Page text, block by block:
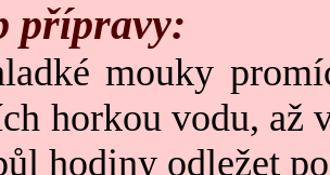
přípravy:
mouky
horkou vodu, až
hodiny odležet